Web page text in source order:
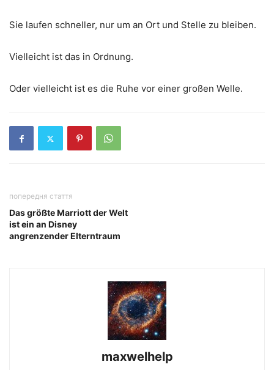
Sie laufen schneller, nur um an Ort und Stelle zu bleiben.
Vielleicht ist das in Ordnung.
Oder vielleicht ist es die Ruhe vor einer großen Welle.
попередня стаття
Das größte Marriott der Welt
ist ein an Disney
angrenzender Elterntraum
maxwelhelp